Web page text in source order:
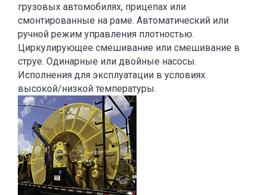
грузовых автомобилях, прицепах или
смонтированные на раме. Автоматический или
ручной режим управления плотностью.
Циркулирующее смешивание или смешивание в
струе. Одинарные или двойные насосы.
Исполнения для эксплуатации в условиях
высокой/низкой температуры.